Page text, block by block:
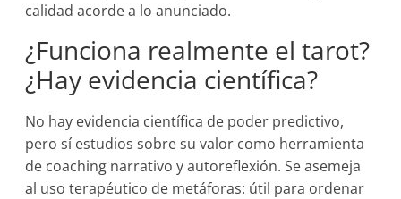
calidad acorde a lo anunciado.
¿Funciona realmente el tarot?
¿Hay evidencia científica?
No hay evidencia científica de poder predictivo,
pero sí estudios sobre su valor como herramienta
de coaching narrativo y autoreflexión. Se asemeja
al uso terapéutico de metáforas: útil para ordenar